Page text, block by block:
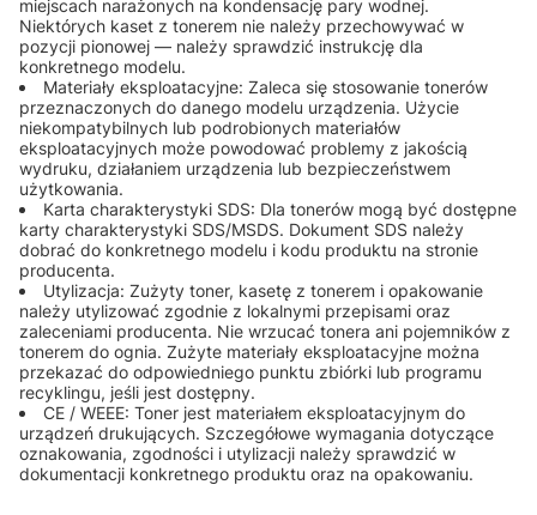
miejscach narażonych na kondensację pary wodnej.
Niektórych kaset z tonerem nie należy przechowywać w
pozycji pionowej — należy sprawdzić instrukcję dla
konkretnego modelu.
Materiały eksploatacyjne: Zaleca się stosowanie tonerów
przeznaczonych do danego modelu urządzenia. Użycie
niekompatybilnych lub podrobionych materiałów
eksploatacyjnych może powodować problemy z jakością
wydruku, działaniem urządzenia lub bezpieczeństwem
użytkowania.
Karta charakterystyki SDS: Dla tonerów mogą być dostępne
karty charakterystyki SDS/MSDS. Dokument SDS należy
dobrać do konkretnego modelu i kodu produktu na stronie
producenta.
Utylizacja: Zużyty toner, kasetę z tonerem i opakowanie
należy utylizować zgodnie z lokalnymi przepisami oraz
zaleceniami producenta. Nie wrzucać tonera ani pojemników z
tonerem do ognia. Zużyte materiały eksploatacyjne można
przekazać do odpowiedniego punktu zbiórki lub programu
recyklingu, jeśli jest dostępny.
CE / WEEE: Toner jest materiałem eksploatacyjnym do
urządzeń drukujących. Szczegółowe wymagania dotyczące
oznakowania, zgodności i utylizacji należy sprawdzić w
dokumentacji konkretnego produktu oraz na opakowaniu.